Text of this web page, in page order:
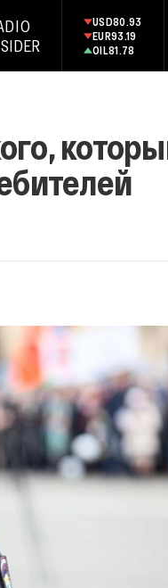
USD80.93
EUR93.19
OIL81.78